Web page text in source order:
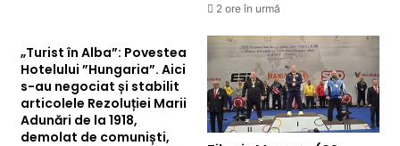
2 ore în urmă
„Turist în Alba”: Povestea
Hotelului ”Hungaria”. Aici
s-au negociat și stabilit
articolele Rezoluției Marii
Adunări de la 1918,
demolat de comuniști,